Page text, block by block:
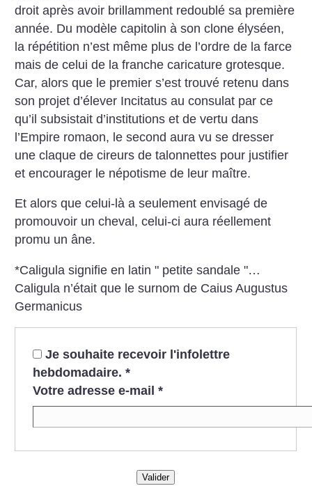
droit après avoir brillamment redoublé sa première
année. Du modèle capitolin à son clone élyséen,
la répétition n’est même plus de l’ordre de la farce
mais de celui de la franche caricature grotesque.
Car, alors que le premier s’est trouvé retenu dans
son projet d’élever Incitatus au consulat par ce
qu’il subsistait d’institutions et de vertu dans
l’Empire romaon, le second aura vu se dresser
une claque de cireurs de talonnettes pour justifier
et encourager le népotisme de leur maître.
Et alors que celui-là a seulement envisagé de
promouvoir un cheval, celui-ci aura réellement
promu un âne.
*Caligula signifie en latin " petite sandale "…
Caligula n’était que le surnom de Caius Augustus
Germanicus
Je souhaite recevoir l'infolettre
hebdomadaire. *
Votre adresse e-mail *
Valider